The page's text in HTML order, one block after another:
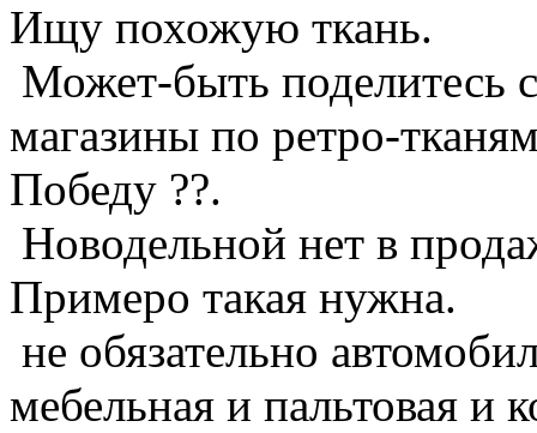
Ищу похожую ткань.
Может-быть поделитесь
магазины по ретро-
Победу ??.
Новодельной нет в
Примеро такая нужна.
не обязательно
мебельная и пальтовая и